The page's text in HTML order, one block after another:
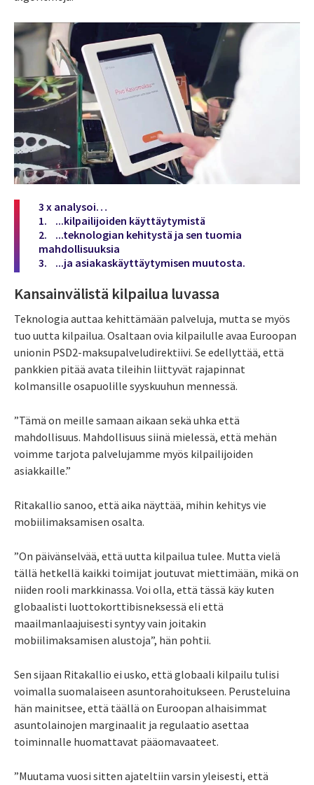
3 x analysoi…
1. ...kilpailijoiden käyttäytymistä
2. ...teknologian kehitystä ja sen tuomia
mahdollisuuksia
3. ...ja asiakaskäyttäytymisen muutosta.
Kansainvälistä kilpailua luvassa
Teknologia auttaa kehittämään palveluja, mutta se myös
tuo uutta kilpailua. Osaltaan ovia kilpailulle avaa Euroopan
unionin PSD2-maksupalveludirektiivi. Se edellyttää, että
pankkien pitää avata tileihin liittyvät rajapinnat
kolmansille osapuolille syyskuuhun mennessä.
”Tämä on meille samaan aikaan sekä uhka että
mahdollisuus. Mahdollisuus siinä mielessä, että mehän
voimme tarjota palvelujamme myös kilpailijoiden
asiakkaille.”
Ritakallio sanoo, että aika näyttää, mihin kehitys vie
mobiilimaksamisen osalta.
”On päivänselvää, että uutta kilpailua tulee. Mutta vielä
tällä hetkellä kaikki toimijat joutuvat miettimään, mikä on
niiden rooli markkinassa. Voi olla, että tässä käy kuten
globaalisti luottokorttibisneksessä eli että
maailmanlaajuisesti syntyy vain joitakin
mobiilimaksamisen alustoja”, hän pohtii.
Sen sijaan Ritakallio ei usko, että globaali kilpailu tulisi
voimalla suomalaiseen asuntorahoitukseen. Perusteluina
hän mainitsee, että täällä on Euroopan alhaisimmat
asuntolainojen marginaalit ja regulaatio asettaa
toiminnalle huomattavat pääomavaateet.
”Muutama vuosi sitten ajateltiin varsin yleisesti, että